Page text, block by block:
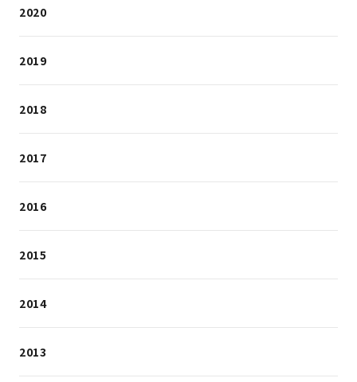
2020
2019
2018
2017
2016
2015
2014
2013